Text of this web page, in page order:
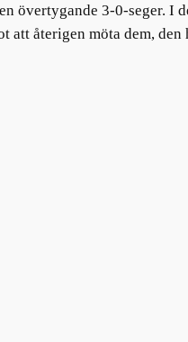
övertygande 3-0-seger. I
återigen möta dem, den